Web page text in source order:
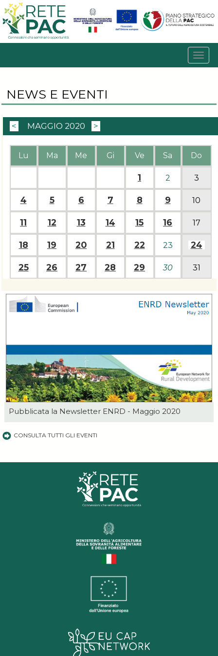
NEWS E EVENTI
< MAGGIO 2020 >
Lu Ma Me Gi Ve Sa Do
1 2 3
4 5 6 7 8 9 10
11 12 13 14 15 16 17
18 19 20 21 22 23 24
25 26 27 28 29 30 31
Pubblicata la Newsletter ENRD - Maggio 2020
CONSULTA TUTTI GLI EVENTI